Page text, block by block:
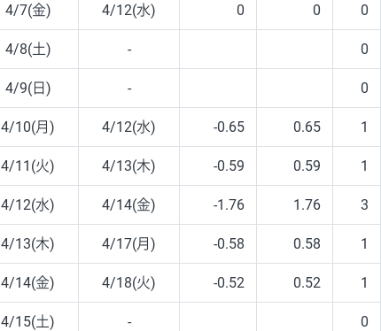
4/7(金) 4/12(水) 0 0 0
4/8(土) - 0
4/9(日) - 0
4/10(月) 4/12(水) -0.65 0.65 1
4/11(火) 4/13(木) -0.59 0.59 1
4/12(水) 4/14(金) -1.76 1.76 3
4/13(木) 4/17(月) -0.58 0.58 1
4/14(金) 4/18(火) -0.52 0.52 1
4/15(土) - 0